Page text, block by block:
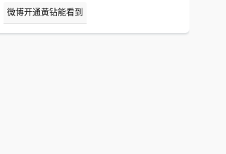
平台(1)
微博开通黄钻能看到
说访问了吗(1)